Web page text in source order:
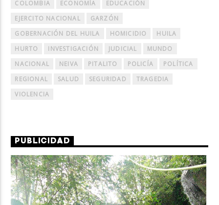
COLOMBIA
ECONOMÍA
EDUCACIÓN
EJERCITO NACIONAL
GARZÓN
GOBERNACIÓN DEL HUILA
HOMICIDIO
HUILA
HURTO
INVESTIGACIÓN JUDICIAL
MUNDO
NACIONAL
NEIVA PITALITO POLICÍA
POLÍTICA
REGIONAL
SALUD SEGURIDAD
TRAGEDIA
VIOLENCIA
PUBLICIDAD